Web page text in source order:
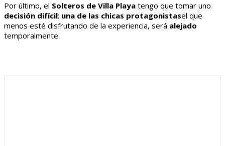
Por último, el Solteros de Villa Playa tengo que tomar uno
decisión difícil: una de las chicas protagonistasel que
menos esté disfrutando de la experiencia, será alejado
temporalmente.